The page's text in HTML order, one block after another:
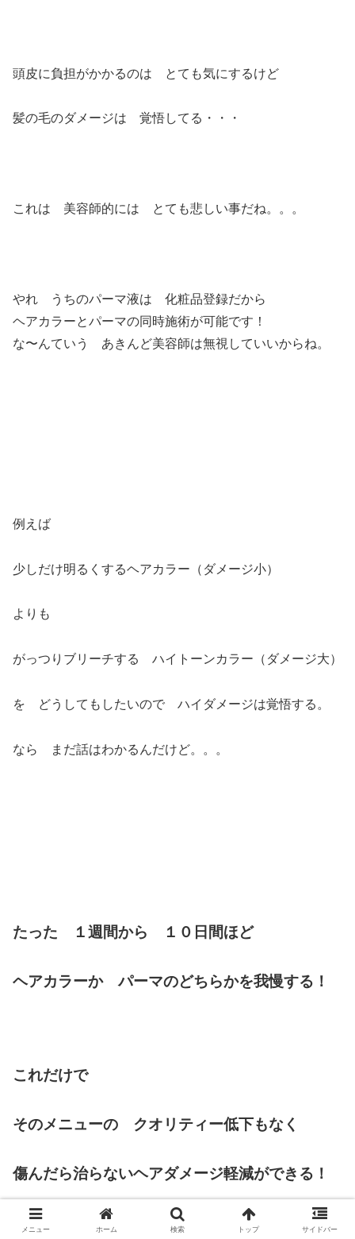
頭皮に負担がかかるのは とても気にするけど
髪の毛のダメージは 覚悟してる・・・
これは 美容師的には とても悲しい事だね。。。
やれ うちのパーマ液は 化粧品登録だから
ヘアカラーとパーマの同時施術が可能です！
な〜んていう あきんど美容師は無視していいからね。
例えば
少しだけ明るくするヘアカラー（ダメージ小）
よりも
がっつりブリーチする ハイトーンカラー（ダメージ大）
を どうしてもしたいので ハイダメージは覚悟する。
なら まだ話はわかるんだけど。。。
たった １週間から １０日間ほど
ヘアカラーか パーマのどちらかを我慢する！
これだけで
そのメニューの クオリティー低下もなく
傷んだら治らないヘアダメージ軽減ができる！
メニュー ホーム 検索 トップ サイドバー